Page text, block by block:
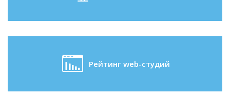
Рейтинг web-студий